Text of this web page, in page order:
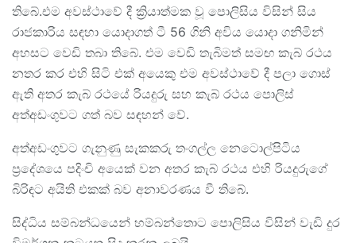
තිබේ.එම අවස්ථාවේ දී ක්‍රියාත්මක වූ පොලිසිය විසින් සිය
රාජකාරිය සඳහා යොදාගත් ටී 56 ගිනි අවිය යොදා ගනිමින්
අහසට වෙඩි තබා තිබේ. එම වෙඩි තැබිමත් සමඟ කැබ් රථය
නතර කර එහි සිටි එක් අයෙකු එම අවස්ථාවේ දී පලා ගොස්
ඇති අතර කැබ් රථයේ රියදුරු සහ කැබ් රථය පොලිස්
අත්අඩංගුවට ගත් බව සඳහන් වේ.
අත්අඩංගුවට ගැනුණු සැකකරු තංගල්ල නෙටොල්පිටිය
ප්‍රදේශයෙ පදිංචි අයෙක් වන අතර කැබ් රථය එහි රියදුරුගේ
බිරිඳට අයිති එකක් බව අනාවරණය වී තිබේ.
සිද්ධිය සම්බන්ධයෙන් හම්බන්තොට පොලිසිය විසින් වැඩි දුර